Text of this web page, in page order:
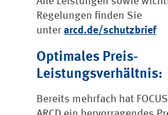
Regelungen finden Sie
unter arcd.de/schutzbrief
Optimales Preis-
Leistungsverhältnis:
Bereits mehrfach hat